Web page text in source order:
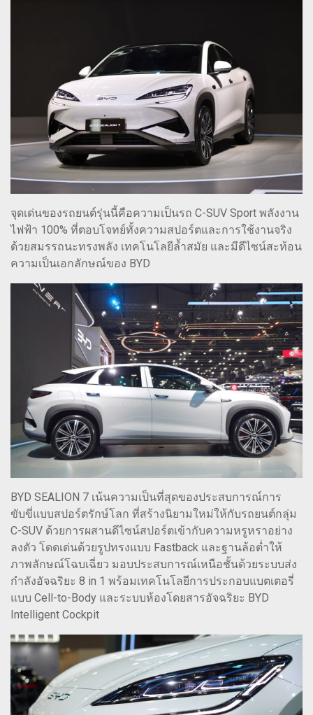
จุดเด่นของรถยนต์รุ่นนี้คือความเป็นรถ C-SUV Sport พลังงาน
ไฟฟ้า 100% ที่ตอบโจทย์ทั้งความสปอร์ตและการใช้งานจริง
ด้วยสมรรถนะทรงพลัง เทคโนโลยีล้ำสมัย และมีดีไซน์สะท้อน
ความเป็นเอกลักษณ์ของ BYD
BYD SEALION 7 เน้นความเป็นที่สุดของประสบการณ์การ
ขับขี่แบบสปอร์ตรักษ์โลก ที่สร้างนิยามใหม่ให้กับรถยนต์กลุ่ม
C-SUV ด้วยการผสานดีไซน์สปอร์ตเข้ากับความหรูหราอย่าง
ลงตัว โดดเด่นด้วยรูปทรงแบบ Fastback และฐานล้อต่ำให้
ภาพลักษณ์โฉบเฉี่ยว มอบประสบการณ์เหนือชั้นด้วยระบบส่ง
กำลังอัจฉริยะ 8 in 1 พร้อมเทคโนโลยีการประกอบแบตเตอรี่
แบบ Cell-to-Body และระบบห้องโดยสารอัจฉริยะ BYD
Intelligent Cockpit